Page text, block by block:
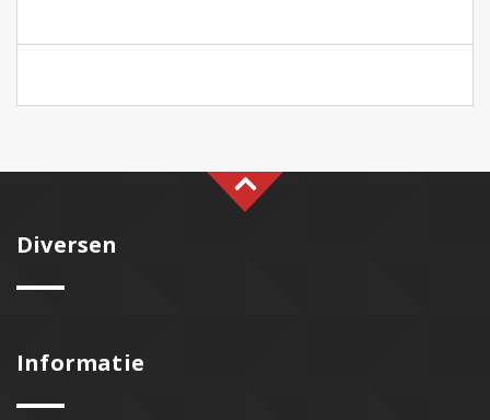
Diversen
Informatie